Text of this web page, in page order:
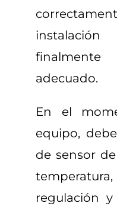
instalación
adecuado.
En el
equipo,
de sensor
regulación